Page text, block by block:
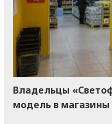
Владельцы
модель в